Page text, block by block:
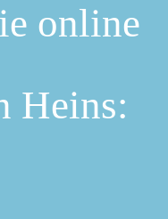
online
Heins: